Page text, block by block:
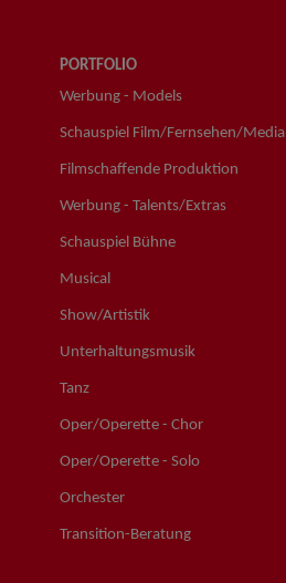
PORTFOLIO
Werbung - Models
Schauspiel Film/Fernsehen/Media
Filmschaffende Produktion
Werbung - Talents/Extras
Schauspiel Bühne
Musical
Show/Artistik
Unterhaltungsmusik
Tanz
Oper/Operette - Chor
Oper/Operette - Solo
Orchester
Transition-Beratung